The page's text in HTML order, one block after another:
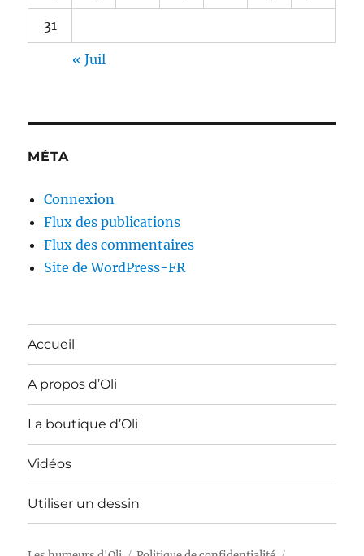
31
« Juil
MÉTA
Connexion
Flux des publications
Flux des commentaires
Site de WordPress-FR
Accueil
A propos d’Oli
La boutique d’Oli
Vidéos
Utiliser un dessin